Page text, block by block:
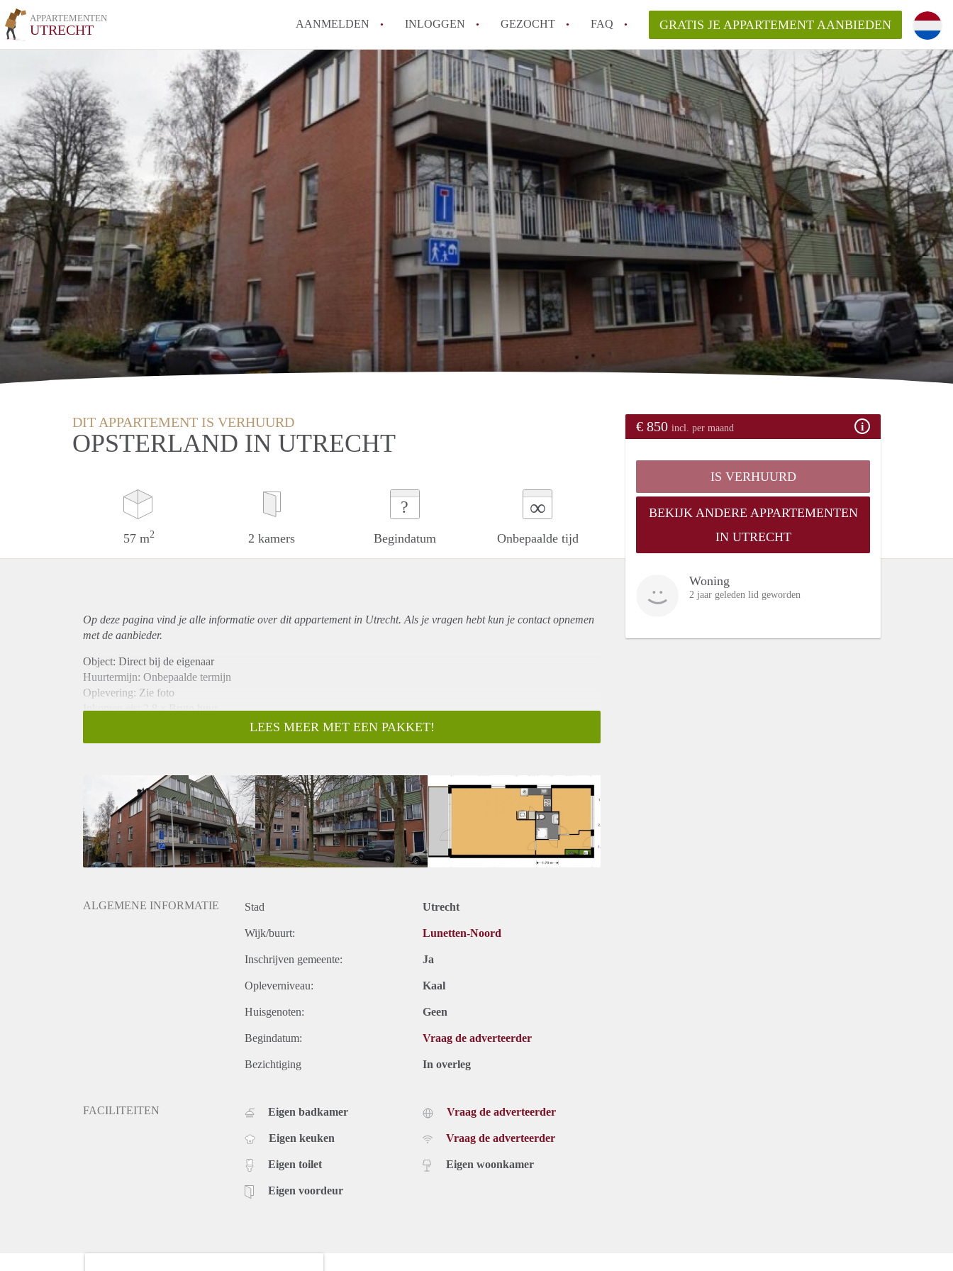
APPARTEMENTEN
UTRECHT AANMELDEN INLOGGEN GEZOCHT FAQ
How to translate AppartementenUtrecht!
Wat is AppartementenUtrecht?
Wat is de privacyverklaring van AppartementenUtrecht ?
Berekent AppartementenUtrecht
makelaarsvergoeding/bemiddelingsvergoeding?
Is AppartementenUtrecht verantwoordelijk voor het aangeboden
Appartement / Appartementen in Utrecht?
Alle veelgestelde vragen
GRATIS JE APPARTEMENT AANBIEDEN
DIT APPARTEMENT IS VERHUURD
OPSTERLAND IN UTRECHT
57 m2 2 kamers
?
Begindatum
∞
Onbepaalde tijd
€ 850 incl. per maand
IS VERHUURD
BEKIJK ANDERE APPARTEMENTEN
IN UTRECHT
Woning
2 jaar geleden lid geworden
Op deze pagina vind je alle informatie over ditappartementin Utrecht. Als je vragen hebt kun je contact opnemen
met de aanbieder.
Object: Direct bij de eigenaar
Huurtermijn: Onbepaalde termijn
Oplevering: Zie foto
Inkomen eis: 2,8 x Bruto huur
Borg: 1 Maand
Huisdieren toegestaan: Afhankelijk van de Eigenaar
Huurtoeslag grens: Nee
Geschikt voor studenten: Afhankelijk van de Eigenaar
LEES MEER MET EEN PAKKET!
ALGEMENE INFORMATIE Stad Utrecht
Wijk/buurt: Lunetten-Noord
Inschrijven gemeente: Ja
Opleverniveau: Kaal
Huisgenoten: Geen
Begindatum: Vraag de adverteerder
Bezichtiging In overleg
FACILITEITEN Eigen badkamer
Eigen keuken
Eigen toilet
Eigen voordeur
Vraag de adverteerder
Vraag de adverteerder
Eigen woonkamer